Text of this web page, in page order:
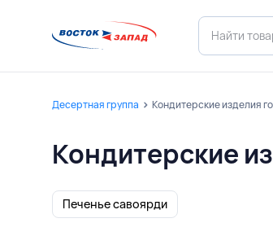
Десертная группа Кондитерские изделия
Кондитерские
Печенье савоярди